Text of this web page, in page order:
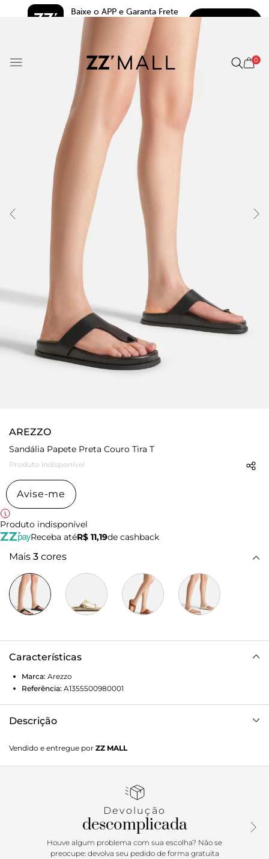
Baixe o APP e Garanta Frete
Grátis*
0
AREZZO
Sandália Papete Preta Couro Tira T
Produto indisponível
Avise-me
Produto indisponível
Receba atéR$ 11,19de cashback
Mais 3 cores
Características
Marca: Arezzo
Referência: A1355500980001
Descrição
com formato anatômico e inscrição do nome da marca.
Possui solado flatform, base emborrachada e formato
dedos, com detalhe em tira fina e nó, e na parte superior do
Vendido e entregue por ZZ MALL
Devolução
descomplicada
Houve algum problema com sua escolha? Não se
preocupe: devolva seu pedido de forma gratuita